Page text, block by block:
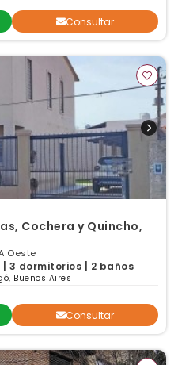
Consultar
Cochera y Quincho,
Oeste
| 3 dormitorios | 2 baños
Buenos Aires
Consultar